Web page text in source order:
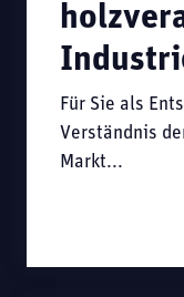
Für Sie als
Verständnis
Markt...